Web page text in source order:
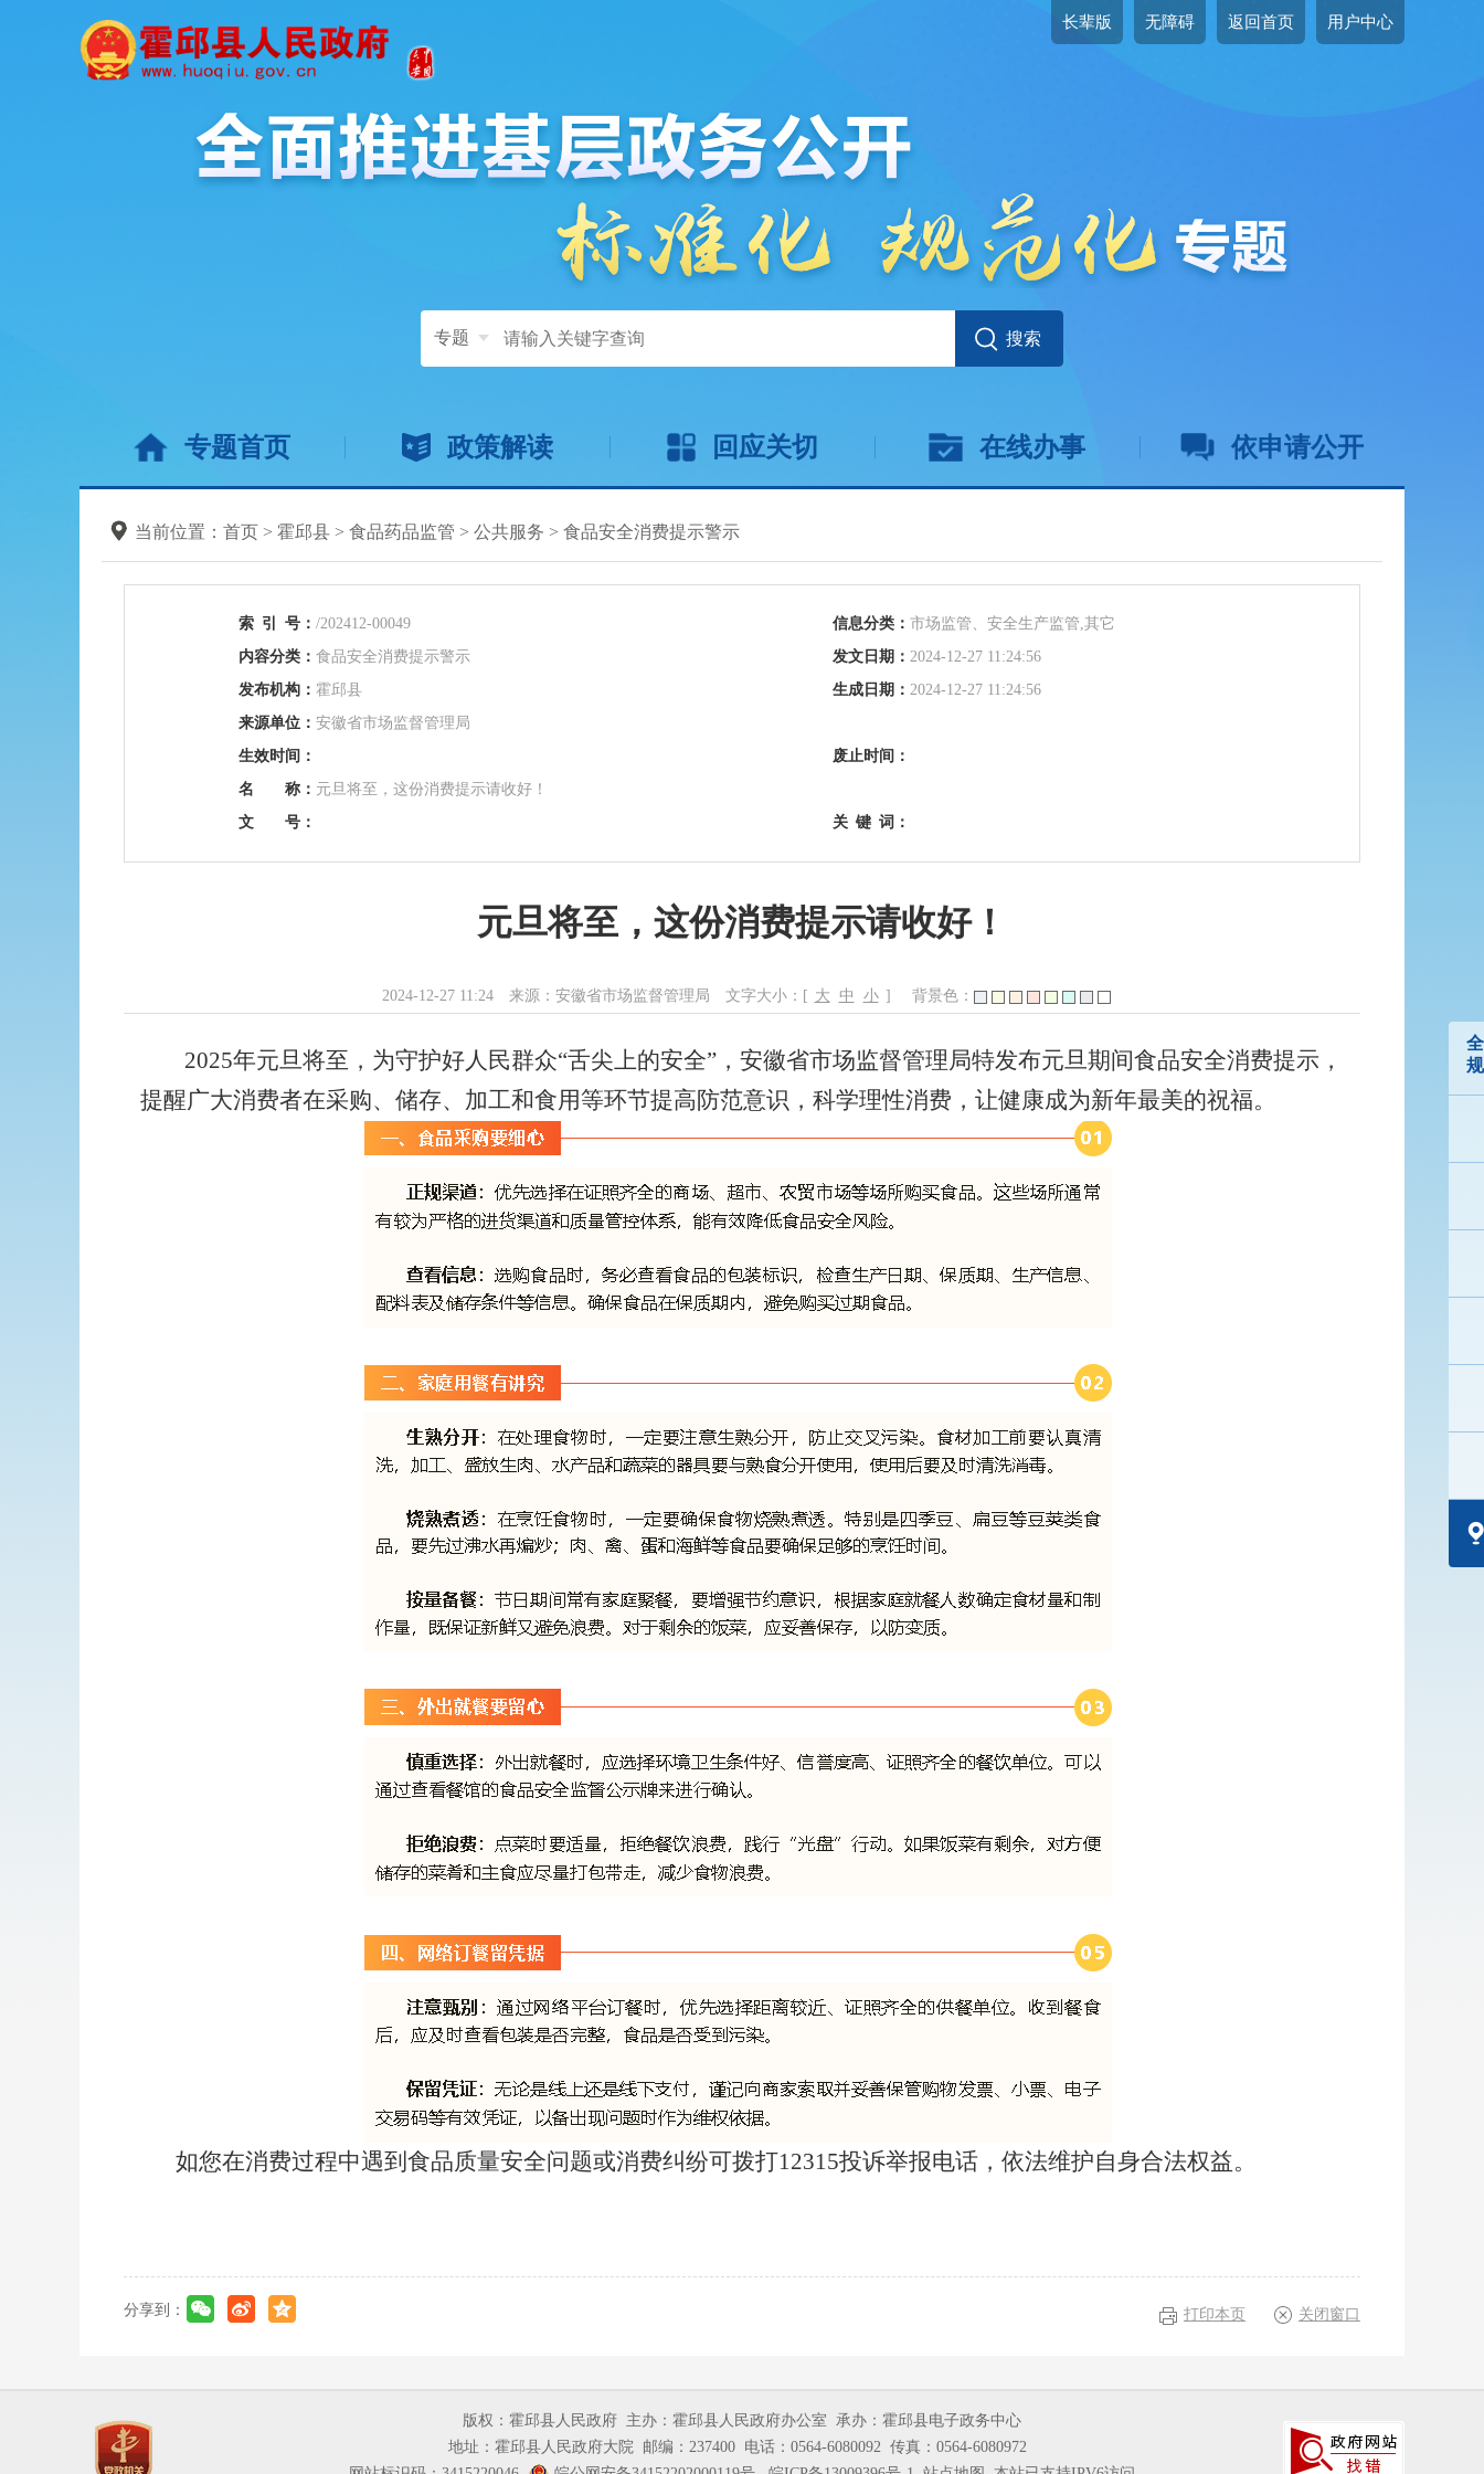
长辈版 无障碍 返回首页 用户中心
专题
专题首页 政策解读 回应关切 在线办事 依申请公开
当前位置： 首页 > 霍邱县 > 食品药品监管 > 公共服务 > 食品安全消费提示警示
索 引 号： /202412-00049 信息分类： 市场监管、安全生产监管,其它
内容分类： 食品安全消费提示警示 发文日期： 2024-12-27 11:24:56
发布机构： 霍邱县 生成日期： 2024-12-27 11:24:56
来源单位： 安徽省市场监督管理局
生效时间：
废止时间：
名 称： 元旦将至，这份消费提示请收好！
文 号：
关 键 词：
元旦将至，这份消费提示请收好！
2024-12-27 11:24 来源：安徽省市场监督管理局 文字大小：[ 大 中 小 ] 背景色：
2025年元旦将至，为守护好人民群众“舌尖上的安全”，安徽省市场监督管理局特发布元旦期间食品安全消费提示，
提醒广大消费者在采购、储存、加工和食用等环节提高防范意识，科学理性消费，让健康成为新年最美的祝福。
如您在消费过程中遇到食品质量安全问题或消费纠纷可拨打12315投诉举报电话，依法维护自身合法权益。
分享到： 打印本页 关闭窗口
版权：霍邱县人民政府 主办：霍邱县人民政府办公室 承办：霍邱县电子政务中心
地址：霍邱县人民政府大院 邮编：237400 电话：0564-6080092 传真：0564-6080972